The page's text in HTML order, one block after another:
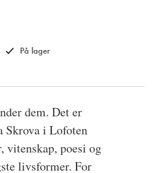
På lager
dem. Det er
Skrova i Lofoten
vitenskap, poesi og
livsformer. For